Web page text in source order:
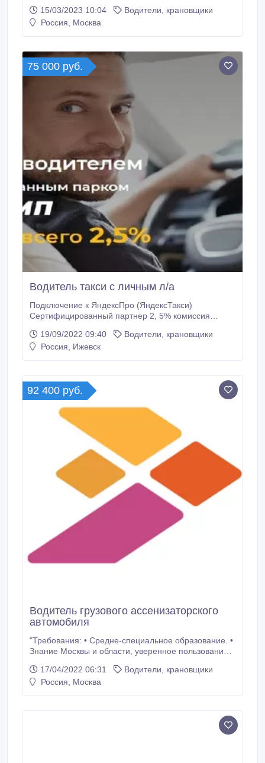
работы на категории Е Обязанности: -
Своевременная доставка грузов склад-склад, по
15/03/2023 10:04
Водители, крановщики
Россия, Москва
75 000 руб.
Водитель такси с личным л/а
Подключение к ЯндексПро (ЯндексТакси)
Сертифицированный партнер 2, 5% комиссия
19/09/2022 09:40
Водители, крановщики
Россия, Ижевск
92 400 руб.
Водитель грузового ассенизаторского
автомобиля
"Требования: • Средне-специальное образование. •
Знание Москвы и области, уверенное пользование
правил технической эксплуатации автомобиля. •
Пунктуальность, вежливость, ответственность на
17/04/2022 06:31
Водители, крановщики
Россия, Москва